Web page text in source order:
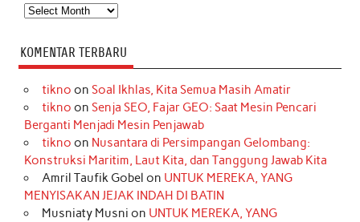
Arsip
KOMENTAR TERBARU
tikno on Soal Ikhlas, Kita Semua Masih Amatir
tikno on Senja SEO, Fajar GEO: Saat Mesin Pencari
Berganti Menjadi Mesin Penjawab
tikno on Nusantara di Persimpangan Gelombang:
Konstruksi Maritim, Laut Kita, dan Tanggung Jawab Kita
Amril Taufik Gobel on UNTUK MEREKA, YANG
MENYISAKAN JEJAK INDAH DI BATIN
Musniaty Musni on UNTUK MEREKA, YANG